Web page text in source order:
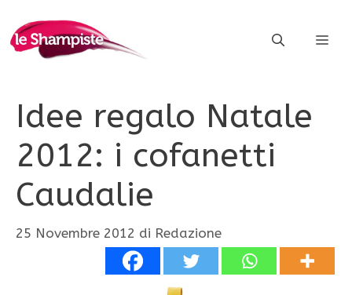
contenuto
Idee regalo Natale
2012: i cofanetti
Caudalie
25 Novembre 2012 di Redazione